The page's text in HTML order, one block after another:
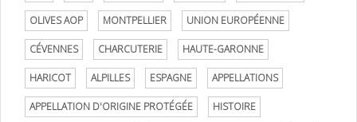
OLIVES AOP MONTPELLIER UNION EUROPÉENNE
CÉVENNES CHARCUTERIE HAUTE-GARONNE
HARICOT ALPILLES ESPAGNE APPELLATIONS
APPELLATION D'ORIGINE PROTÉGÉE HISTOIRE